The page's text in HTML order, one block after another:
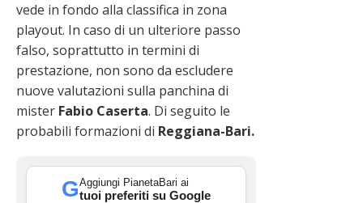
vede in fondo alla classifica in zona
playout. In caso di un ulteriore passo
falso, soprattutto in termini di
prestazione, non sono da escludere
nuove valutazioni sulla panchina di
mister Fabio Caserta. Di seguito le
probabili formazioni di Reggiana-Bari.
GAggiungi PianetaBari ai
tuoi preferiti su Google